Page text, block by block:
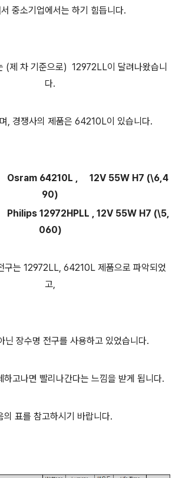
중소기업에서는 하기 힘듭니다.
(제 차 기준으로) 12972LL이 달려나왔습니
다.
, 경쟁사의 제품은 64210L이 있습니다.
Osram 64210L , 12V 55W H7 (\6,4
90)
12972HPLL , 12V 55W H7 (\5,
060)
구는 12972LL, 64210L 제품으로 파악되었
고,
닌 장수명 전구를 사용하고 있었습니다.
하고나면 빨리나간다는 느낌을 받게 됩니다.
의 표를 참고하시기 바랍니다.